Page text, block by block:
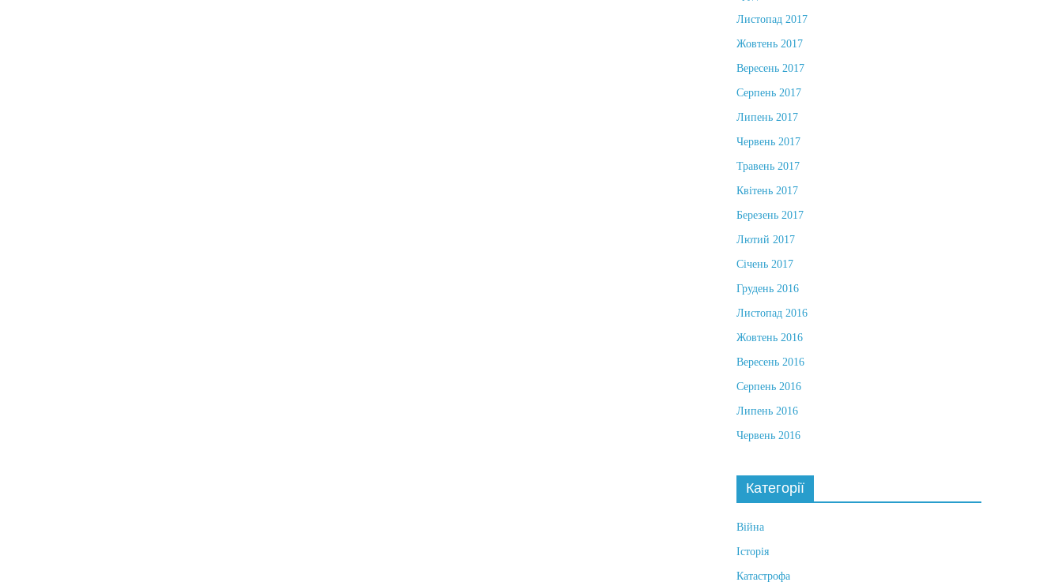
Листопад 2017
Жовтень 2017
Вересень 2017
Серпень 2017
Липень 2017
Червень 2017
Травень 2017
Квітень 2017
Березень 2017
Лютий 2017
Січень 2017
Грудень 2016
Листопад 2016
Жовтень 2016
Вересень 2016
Серпень 2016
Липень 2016
Червень 2016
Категорії
Війна
Історія
Катастрофа